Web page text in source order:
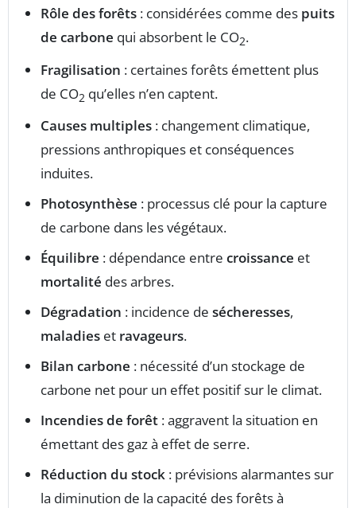
Rôle des forêts : considérées comme des puits
de carbone qui absorbent le CO2.
Fragilisation : certaines forêts émettent plus
de CO2 qu’elles n’en captent.
Causes multiples : changement climatique,
pressions anthropiques et conséquences
induites.
Photosynthèse : processus clé pour la capture
de carbone dans les végétaux.
Équilibre : dépendance entre croissance et
mortalité des arbres.
Dégradation : incidence de sécheresses,
maladies et ravageurs.
Bilan carbone : nécessité d’un stockage de
carbone net pour un effet positif sur le climat.
Incendies de forêt : aggravent la situation en
émettant des gaz à effet de serre.
Réduction du stock : prévisions alarmantes sur
la diminution de la capacité des forêts à